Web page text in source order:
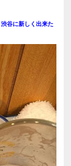
ビ
ー
シ
ョ
ン
渋谷に新しく出来た